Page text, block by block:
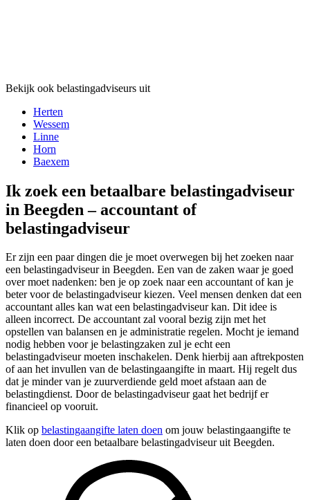
Bekijk ook belastingadviseurs uit
Herten
Wessem
Linne
Horn
Baexem
Ik zoek een betaalbare belastingadviseur
in Beegden – accountant of
belastingadviseur
Er zijn een paar dingen die je moet overwegen bij het zoeken naar
een belastingadviseur in Beegden. Een van de zaken waar je goed
over moet nadenken: ben je op zoek naar een accountant of kan je
beter voor de belastingadviseur kiezen. Veel mensen denken dat een
accountant alles kan wat een belastingadviseur kan. Dit idee is
alleen incorrect. De accountant zal vooral bezig zijn met het
opstellen van balansen en je administratie regelen. Mocht je iemand
nodig hebben voor je belastingzaken zul je echt een
belastingadviseur moeten inschakelen. Denk hierbij aan aftrekposten
of aan het invullen van de belastingaangifte in maart. Hij regelt dus
dat je minder van je zuurverdiende geld moet afstaan aan de
belastingdienst. Door de belastingadviseur gaat het bedrijf er
financieel op vooruit.
Klik op belastingaangifte laten doen om jouw belastingaangifte te
laten doen door een betaalbare belastingadviseur uit Beegden.